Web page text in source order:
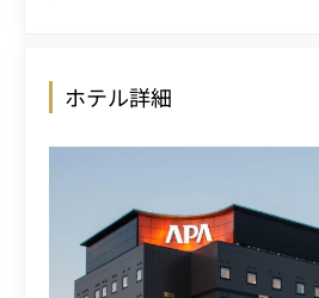
ホテル詳細